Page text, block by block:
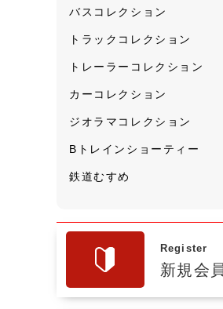
バスコレクション
トラックコレクション
トレーラーコレクション
カーコレクション
ジオラマコレクション
Bトレインショーティー
鉄道むすめ
Register
新規会